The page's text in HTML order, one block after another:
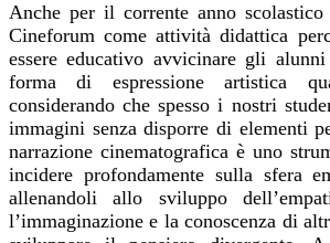
Anche per il corrente anno
Cineforum come attività didattica
essere educativo avvicinare gli
forma di espressione artistica
considerando che spesso i nostri
immagini senza disporre di elementi
narrazione cinematografica è uno
incidere profondamente sulla sfera
allenandoli allo sviluppo
l’immaginazione e la conoscenza di